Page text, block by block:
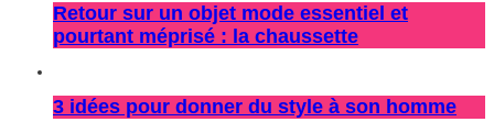
Retour sur un objet mode essentiel et
pourtant méprisé : la chaussette
3 idées pour donner du style à son homme